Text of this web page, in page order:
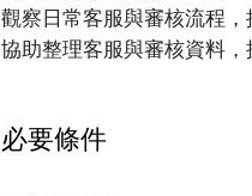
觀察日常客服與審核流程
協助整理客服與審核資料
必要條件